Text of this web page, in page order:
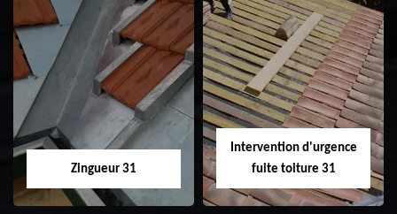
Etanchéité toiture
31
Réparation de
toiture 31
Zingueur 31
Intervention d'urgence
fuite toiture 31